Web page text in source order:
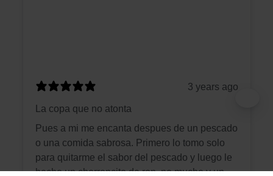
3 years ago
La copa que no atonta
Pues a mi me encanta despues de un pescado
o una comida sabrosa. Primero lo tomo solo
para quitarme el sabor del pescado y luego le
hecho un chorroncito de ron, no mucho y un